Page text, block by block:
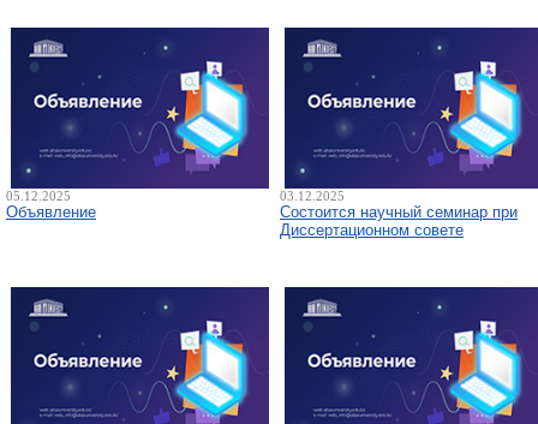
05.12.2025
Объявление
03.12.2025
Состоится научный семинар при
Диссертационном совете